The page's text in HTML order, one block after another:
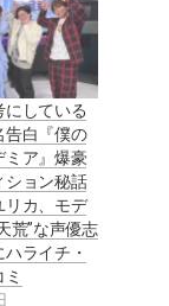
にしている
告白『僕の
ミア』爆豪
ション秘話
リカ、モデ
荒”な声優志
ライチ・